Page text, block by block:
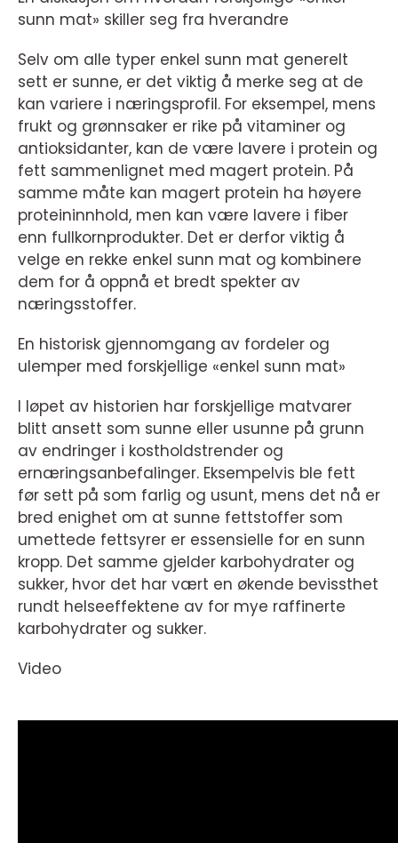
sunn mat» skiller seg fra hverandre
Selv om alle typer enkel sunn mat generelt
sett er sunne, er det viktig å merke seg at de
kan variere i næringsprofil. For eksempel, mens
frukt og grønnsaker er rike på vitaminer og
antioksidanter, kan de være lavere i protein og
fett sammenlignet med magert protein. På
samme måte kan magert protein ha høyere
proteininnhold, men kan være lavere i fiber
enn fullkornprodukter. Det er derfor viktig å
velge en rekke enkel sunn mat og kombinere
dem for å oppnå et bredt spekter av
næringsstoffer.
En historisk gjennomgang av fordeler og
ulemper med forskjellige «enkel sunn mat»
I løpet av historien har forskjellige matvarer
blitt ansett som sunne eller usunne på grunn
av endringer i kostholdstrender og
ernæringsanbefalinger. Eksempelvis ble fett
før sett på som farlig og usunt, mens det nå er
bred enighet om at sunne fettstoffer som
umettede fettsyrer er essensielle for en sunn
kropp. Det samme gjelder karbohydrater og
sukker, hvor det har vært en økende bevissthet
rundt helseeffektene av for mye raffinerte
karbohydrater og sukker.
Video